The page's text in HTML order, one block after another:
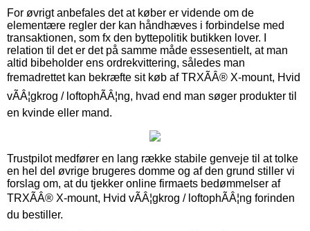
For øvrigt anbefales det at køber er vidende om de
elementære regler der kan håndhæves i forbindelse med
transaktionen, som fx den byttepolitik butikken lover. I
relation til det er det på samme måde essesentielt, at man
altid bibeholder ens ordrekvittering, således man
fremadrettet kan bekræfte sit køb af TRXÃÂ® X-mount, Hvid
vÃÂ¦gkrog / loftophÃÂ¦ng, hvad end man søger produkter til
en kvinde eller mand.
Trustpilot medfører en lang række stabile genveje til at tolke
en hel del øvrige brugeres domme og af den grund stiller vi
forslag om, at du tjekker online firmaets bedømmelser af
TRXÃÂ® X-mount, Hvid vÃÂ¦gkrog / loftophÃÂ¦ng forinden
du bestiller.